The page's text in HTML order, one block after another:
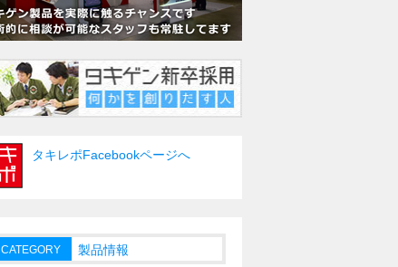
タキレポFacebookページへ
CATEGORY 製品情報